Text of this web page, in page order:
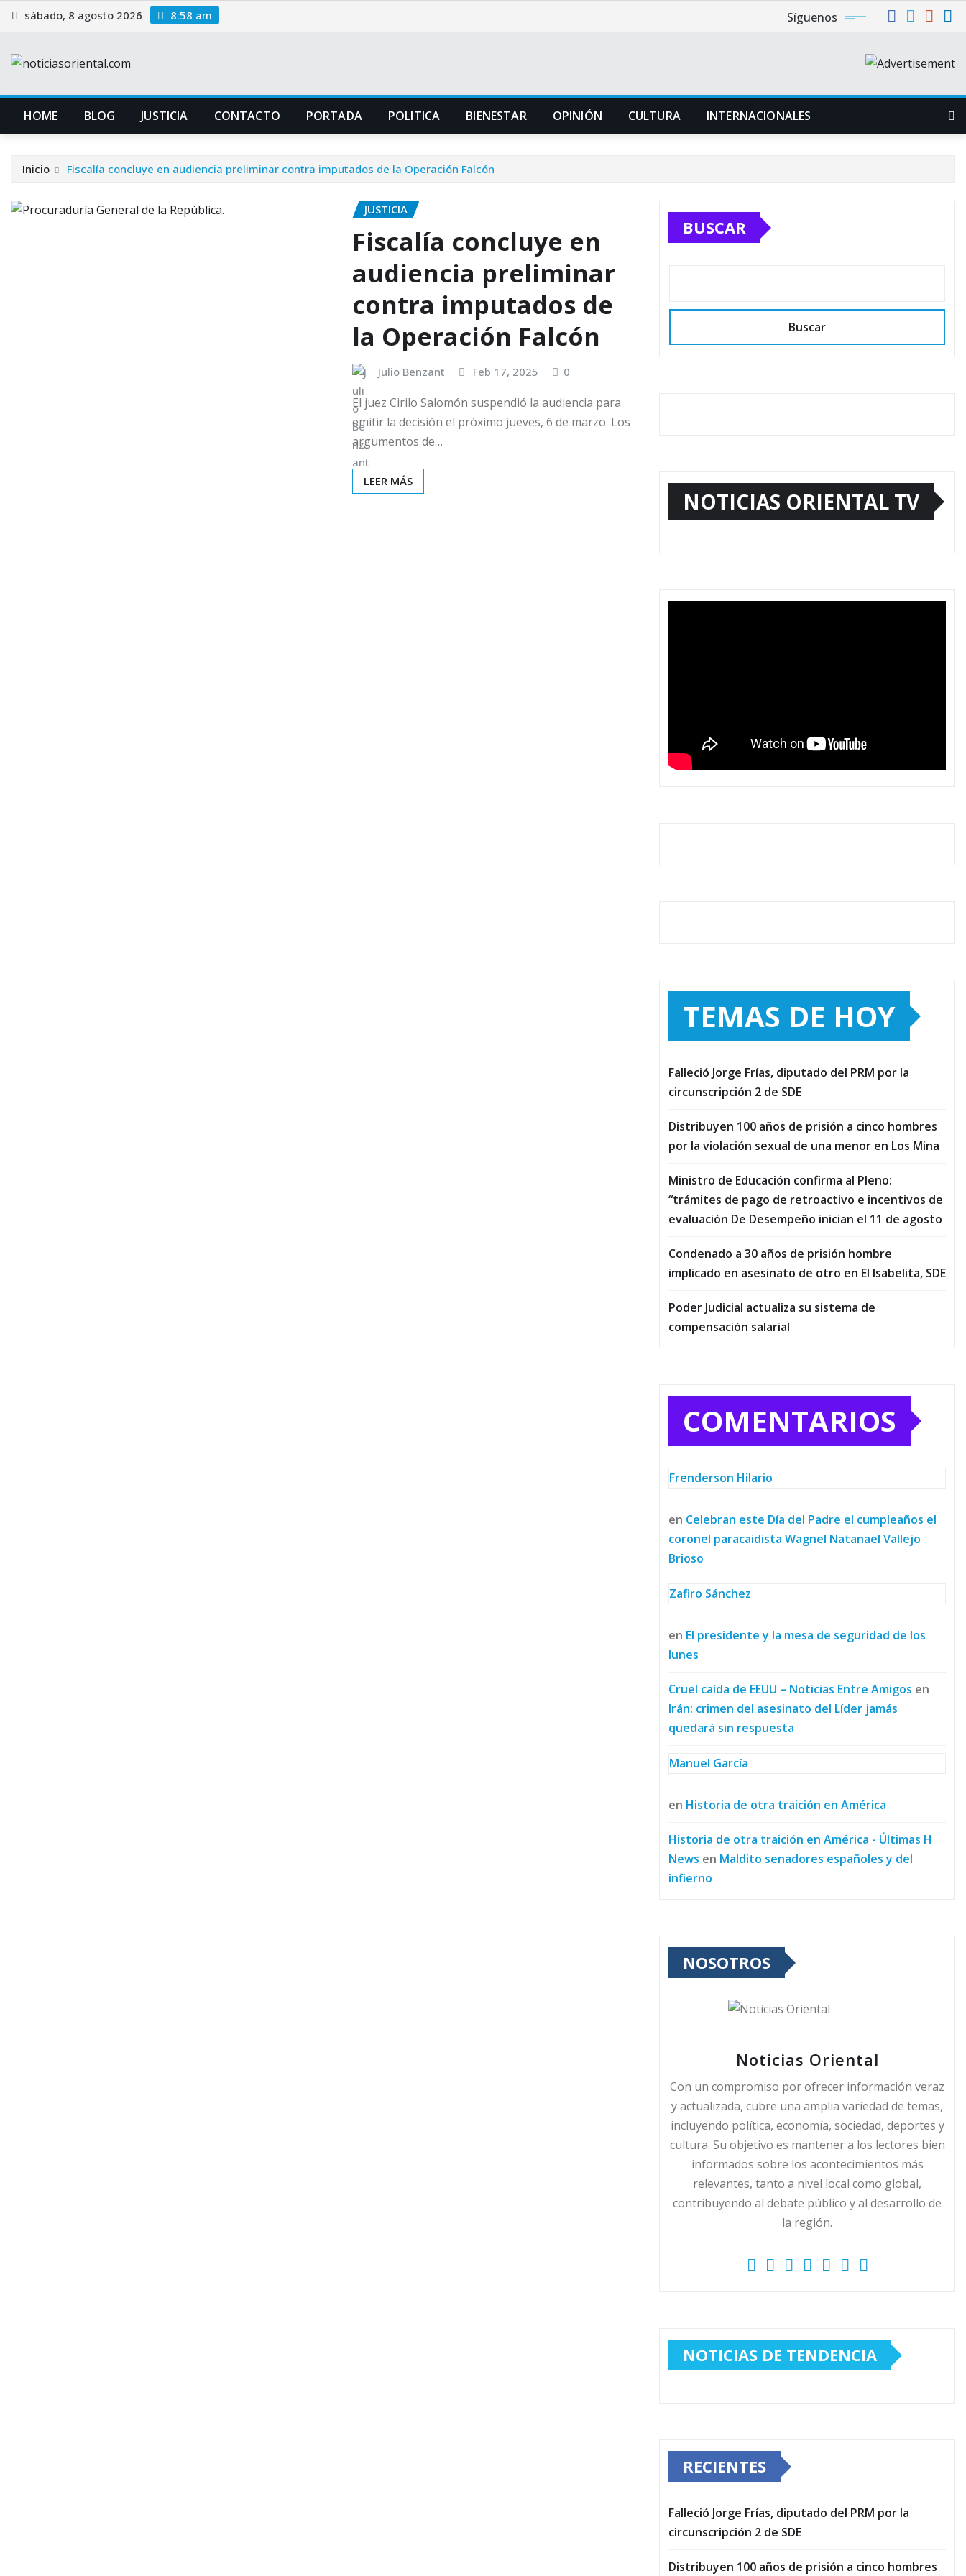
Saltar
al
sábado, 8 agosto 2026 8:58 am Síguenos
HOME BLOG JUSTICIA CONTACTO PORTADA POLITICA BIENESTAR OPINIÓN CULTURA INTERNACIONALES
Inicio Fiscalía concluye en audiencia preliminar contra imputados de la Operación Falcón
JUSTICIA
Fiscalía concluye en
audiencia preliminar
contra imputados de
la Operación Falcón
Julio Benzant Feb 17, 2025 0
El juez Cirilo Salomón suspendió la audiencia para
emitir la decisión el próximo jueves, 6 de marzo. Los
argumentos de…
LEER MÁS
BUSCAR
Buscar
NOTICIAS ORIENTAL TV
TEMAS DE HOY
Falleció Jorge Frías, diputado del PRM por la
circunscripción 2 de SDE
Distribuyen 100 años de prisión a cinco hombres
por la violación sexual de una menor en Los Mina
Ministro de Educación confirma al Pleno:
“trámites de pago de retroactivo e incentivos de
evaluación De Desempeño inician el 11 de agosto
Condenado a 30 años de prisión hombre
implicado en asesinato de otro en El Isabelita, SDE
Poder Judicial actualiza su sistema de
compensación salarial
COMENTARIOS
Frenderson Hilario
en Celebran este Día del Padre el cumpleaños el
coronel paracaidista Wagnel Natanael Vallejo
Brioso
Zafiro Sánchez
en El presidente y la mesa de seguridad de los
lunes
Cruel caída de EEUU – Noticias Entre Amigos en
Irán: crimen del asesinato del Líder jamás
quedará sin respuesta
Manuel García
en Historia de otra traición en América
Historia de otra traición en América - Últimas H
News en Maldito senadores españoles y del
infierno
NOSOTROS
Noticias Oriental
Con un compromiso por ofrecer información veraz
y actualizada, cubre una amplia variedad de temas,
incluyendo política, economía, sociedad, deportes y
cultura. Su objetivo es mantener a los lectores bien
informados sobre los acontecimientos más
relevantes, tanto a nivel local como global,
contribuyendo al debate público y al desarrollo de
la región.
NOTICIAS DE TENDENCIA
RECIENTES
Falleció Jorge Frías, diputado del PRM por la
circunscripción 2 de SDE
Distribuyen 100 años de prisión a cinco hombres